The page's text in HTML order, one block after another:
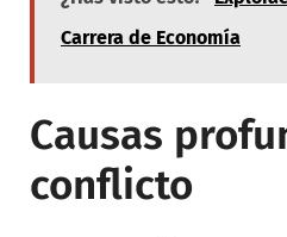
Carrera de Economía
Causas
conflicto